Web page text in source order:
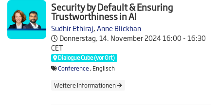
Security by Default & Ensuring
Trustworthiness in AI
Sudhir Ethiraj,Anne Blickhan
Donnerstag, 14. November 202416:00 - 16:30
CET
Dialogue Cube (vor Ort)
Conference, Englisch
Weitere Informationen